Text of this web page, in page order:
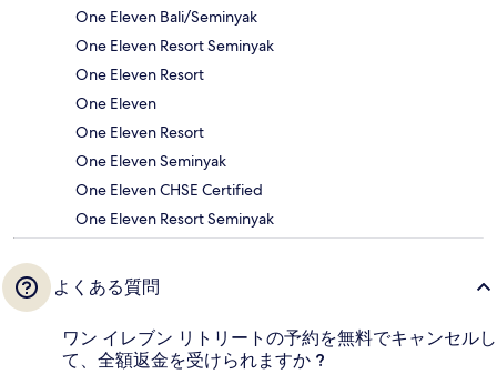
One Eleven Bali/Seminyak
One Eleven Resort Seminyak
One Eleven Resort
One Eleven
One Eleven Resort
One Eleven Seminyak
One Eleven CHSE Certified
One Eleven Resort Seminyak
よくある質問
ワン イレブン リトリートの予約を無料でキャンセルし
て、全額返金を受けられますか ?